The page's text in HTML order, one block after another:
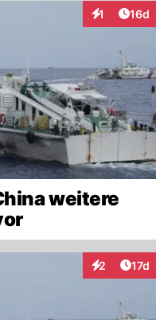
1 16d
weitere
2 17d